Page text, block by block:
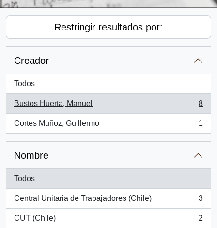
Restringir resultados por:
Creador
Todos
Bustos Huerta, Manuel
, 8 resultados
8
Cortés Muñoz, Guillermo
, 1 resultados
1
Nombre
Todos
Central Unitaria de Trabajadores (Chile)
, 3 resultados
3
CUT (Chile)
, 2 resultados
2